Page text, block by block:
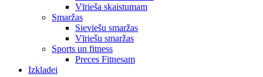
Vīrieša skaistumam
Smaržas
Sieviešu smaržas
Vīriešu smaržas
Sports un fitness
Preces Fitnesam
Izkladei